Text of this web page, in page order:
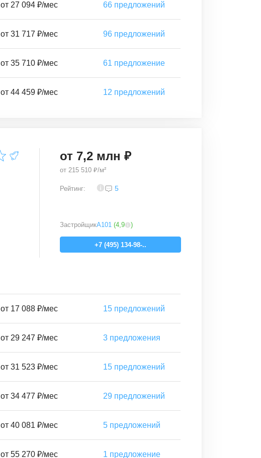
от 27 094 ₽/мес 66 предложений
от 31 717 ₽/мес 96 предложений
от 35 710 ₽/мес 61 предложение
от 44 459 ₽/мес 12 предложений
от 7,2 млн ₽
от 215 510 ₽/м²
Рейтинг: 5
ЗастройщикА101 (4,9 )
+7 (495) 134-98-..
от 17 088 ₽/мес 15 предложений
от 29 247 ₽/мес 3 предложения
от 31 523 ₽/мес 15 предложений
от 34 477 ₽/мес 29 предложений
от 40 081 ₽/мес 5 предложений
от 55 270 ₽/мес 1 предложение